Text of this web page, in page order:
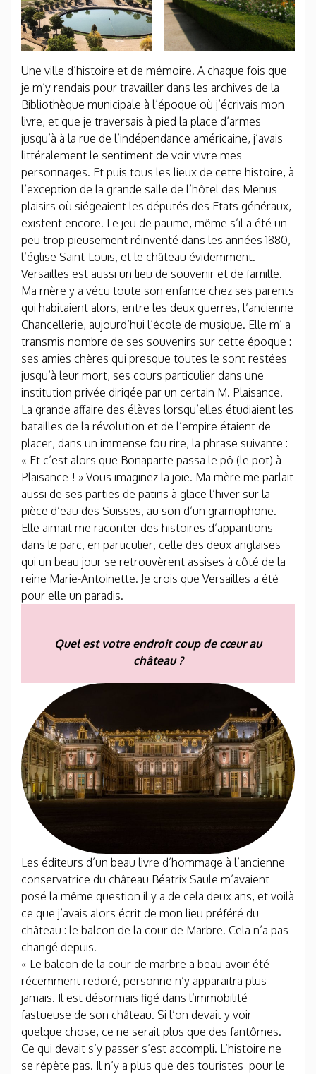
Une ville d’histoire et de mémoire. A chaque fois que
je m’y rendais pour travailler dans les archives de la
Bibliothèque municipale à l’époque où j’écrivais mon
livre, et que je traversais à pied la place d’armes
jusqu’à à la rue de l’indépendance américaine, j’avais
littéralement le sentiment de voir vivre mes
personnages. Et puis tous les lieux de cette histoire, à
l’exception de la grande salle de l’hôtel des Menus
plaisirs où siégeaient les députés des Etats généraux,
existent encore. Le jeu de paume, même s’il a été un
peu trop pieusement réinventé dans les années 1880,
l’église Saint-Louis, et le château évidemment.
Versailles est aussi un lieu de souvenir et de famille.
Ma mère y a vécu toute son enfance chez ses parents
qui habitaient alors, entre les deux guerres, l’ancienne
Chancellerie, aujourd’hui l’école de musique. Elle m’ a
transmis nombre de ses souvenirs sur cette époque :
ses amies chères qui presque toutes le sont restées
jusqu’à leur mort, ses cours particulier dans une
institution privée dirigée par un certain M. Plaisance.
La grande affaire des élèves lorsqu’elles étudiaient les
batailles de la révolution et de l’empire étaient de
placer, dans un immense fou rire, la phrase suivante :
« Et c’est alors que Bonaparte passa le pô (le pot) à
Plaisance ! » Vous imaginez la joie. Ma mère me parlait
aussi de ses parties de patins à glace l’hiver sur la
pièce d’eau des Suisses, au son d’un gramophone.
Elle aimait me raconter des histoires d’apparitions
dans le parc, en particulier, celle des deux anglaises
qui un beau jour se retrouvèrent assises à côté de la
reine Marie-Antoinette. Je crois que Versailles a été
pour elle un paradis.
Quel est votre endroit coup de cœur au
château ?
Les éditeurs d’un beau livre d’hommage à l’ancienne
conservatrice du château Béatrix Saule m’avaient
posé la même question il y a de cela deux ans, et voilà
ce que j’avais alors écrit de mon lieu préféré du
château : le balcon de la cour de Marbre. Cela n’a pas
changé depuis.
« Le balcon de la cour de marbre a beau avoir été
récemment redoré, personne n’y apparaitra plus
jamais. Il est désormais figé dans l’immobilité
fastueuse de son château. Si l’on devait y voir
quelque chose, ce ne serait plus que des fantômes.
Ce qui devait s’y passer s’est accompli. L’histoire ne
se répète pas. Il n’y a plus que des touristes pour le